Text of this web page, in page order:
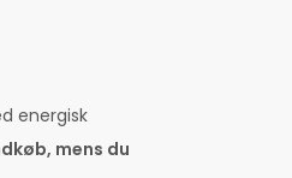
energisk
mens du